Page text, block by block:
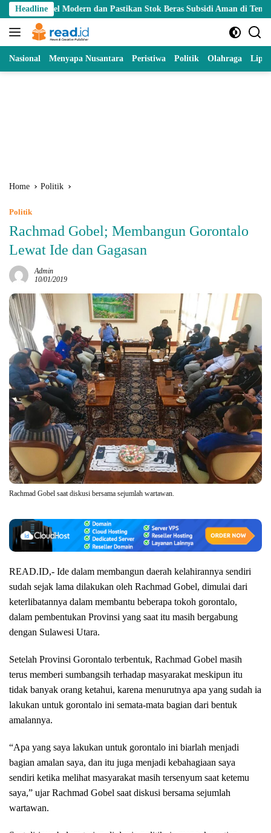
Skip
to
content
Headline
dan Pastikan Stok Beras Subsidi Aman di Tengah Musim
Nasional Menyapa Nusantara Peristiwa Politik Olahraga
Home Politik
Politik
Rachmad Gobel; Membangun Gorontalo
Lewat Ide dan Gagasan
Admin
10/01/2019
Rachmad Gobel saat diskusi bersama sejumlah wartawan.
READ.ID,- Ide dalam membangun daerah kelahirannya sendiri
sudah sejak lama dilakukan oleh Rachmad Gobel, dimulai dari
keterlibatannya dalam membantu beberapa tokoh gorontalo,
dalam pembentukan Provinsi yang saat itu masih bergabung
dengan Sulawesi Utara.
Setelah Provinsi Gorontalo terbentuk, Rachmad Gobel masih
terus memberi sumbangsih terhadap masyarakat meskipun itu
tidak banyak orang ketahui, karena menurutnya apa yang sudah ia
lakukan untuk gorontalo ini semata-mata bagian dari bentuk
amalannya.
“Apa yang saya lakukan untuk gorontalo ini biarlah menjadi
bagian amalan saya, dan itu juga menjadi kebahagiaan saya
sendiri ketika melihat masyarakat masih tersenyum saat ketemu
saya,” ujar Rachmad Gobel saat diskusi bersama sejumlah
wartawan.